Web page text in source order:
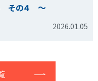
その４ ～
2026.01.05